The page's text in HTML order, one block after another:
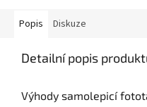
Popis Diskuze
Detailní popis
Výhody samolepicí